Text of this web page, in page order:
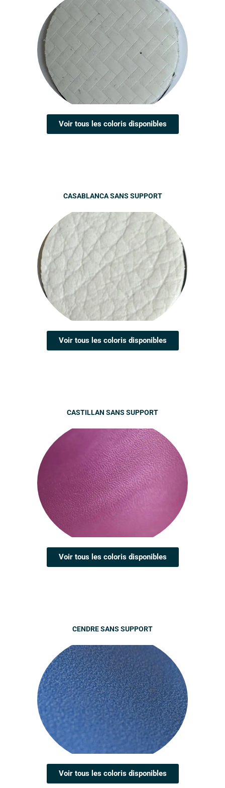
Voir tous les coloris disponibles
CASABLANCA SANS SUPPORT
Voir tous les coloris disponibles
CASTILLAN SANS SUPPORT
Voir tous les coloris disponibles
CENDRE SANS SUPPORT
Voir tous les coloris disponibles